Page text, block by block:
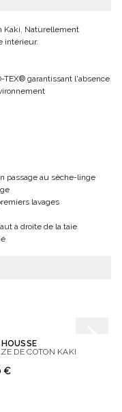
Kaki. Naturellement
intérieur.
TEX® garantissant l'absence
passage au sèche-linge
lavages
à droite de la taie
HOUSSE
DE COTON KAKI
€